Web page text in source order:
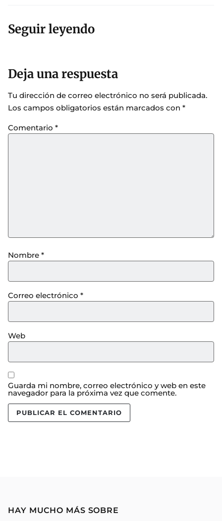
Seguir leyendo
Deja una respuesta
Tu dirección de correo electrónico no será publicada.
Los campos obligatorios están marcados con *
Comentario *
Nombre *
Correo electrónico *
Web
Guarda mi nombre, correo electrónico y web en este
navegador para la próxima vez que comente.
HAY MUCHO MÁS SOBRE